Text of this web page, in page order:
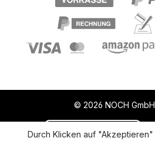
© 2026 NOCH
Vertrag widerrufen
Durch Klicken auf